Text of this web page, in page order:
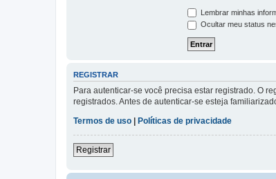
Lembrar minhas
Ocultar meu status
REGISTRAR
Para autenticar-se você precisa estar registrado. O
registrados. Antes de autenticar-se esteja
Termos de uso
Políticas de privacidade
Registrar